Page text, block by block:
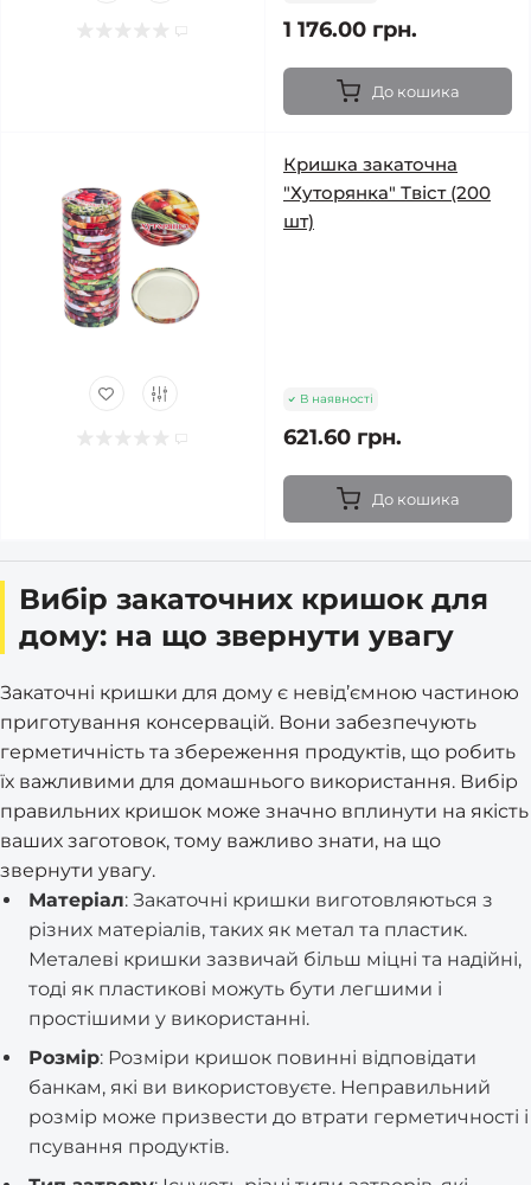
1 176.00 грн.
До кошика
Кришка закаточна
"Хуторянка" Твіст (200
шт)
В наявності
621.60 грн.
До кошика
Вибір закаточних кришок для
дому: на що звернути увагу
Закаточні кришки для дому є невід’ємною частиною
приготування консервацій. Вони забезпечують
герметичність та збереження продуктів, що робить
їх важливими для домашнього використання. Вибір
правильних кришок може значно вплинути на якість
ваших заготовок, тому важливо знати, на що
звернути увагу.
Матеріал: Закаточні кришки виготовляються з
різних матеріалів, таких як метал та пластик.
Металеві кришки зазвичай більш міцні та надійні,
тоді як пластикові можуть бути легшими і
простішими у використанні.
Розмір: Розміри кришок повинні відповідати
банкам, які ви використовуєте. Неправильний
розмір може призвести до втрати герметичності і
псування продуктів.